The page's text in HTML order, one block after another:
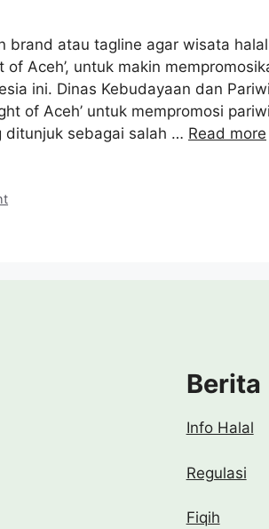
brand atau tagline agar wisata
of Aceh’, untuk makin
ini. Dinas Kebudayaan dan
of Aceh’ untuk mempromosi
ditunjuk sebagai salah … Read more
Berita
Info Halal
Regulasi
Fiqih